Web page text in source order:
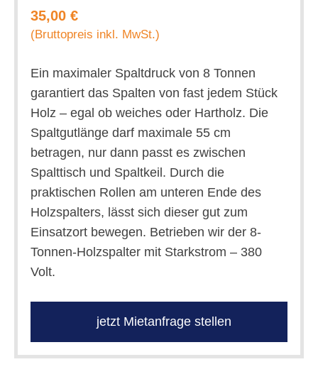
35,00 €
(Bruttopreis inkl. MwSt.)
Ein maximaler Spaltdruck von 8 Tonnen
garantiert das Spalten von fast jedem Stück
Holz – egal ob weiches oder Hartholz. Die
Spaltgutlänge darf maximale 55 cm
betragen, nur dann passt es zwischen
Spalttisch und Spaltkeil. Durch die
praktischen Rollen am unteren Ende des
Holzspalters, lässt sich dieser gut zum
Einsatzort bewegen. Betrieben wir der 8-
Tonnen-Holzspalter mit Starkstrom – 380
Volt.
jetzt Mietanfrage stellen